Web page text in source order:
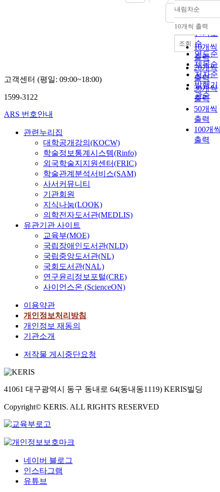
정확도
순
인기도
순
연도순
제목순
저자순
발행기
관순
내림차순
내림차
10개씩 출력
10개씩
출력
20개씩
출력
30개씩
출력
50개씩
출력
100개
출력
조회
고객센터 (평일: 09:00~18:00)
1599-3122
ARS 번호안내
관련누리집
대학공개강의(KOCW)
학술정보통계시스템(Rinfo)
외국학술지지원센터(FRIC)
학술관계분석서비스(SAM)
사서커뮤니티
기관회원
지식나눔(LOOK)
의학전자도서관(MEDLIS)
유관기관 사이트
교육부(MOE)
국립장애인도서관(NLD)
국립중앙도서관(NL)
국회도서관(NAL)
연구윤리정보포털(CRE)
사이언스온 (ScienceON)
이용약관
개인정보처리방침
개인정보 재동의
기관소개
저작물 게시중단요청
41061 대구광역시 동구 동내로 64(동내동1119) KERIS빌딩
Copyright© KERIS. ALL RIGHTS RESERVED
네이버 블로그
인스타그램
유튜브